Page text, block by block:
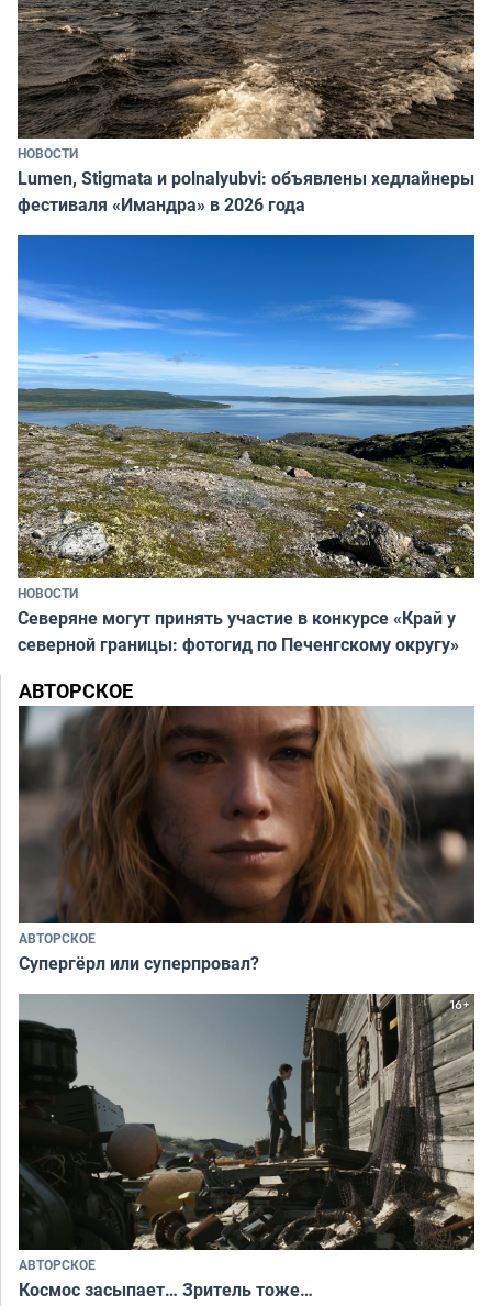
НОВОСТИ
Lumen, Stigmata и polnalyubvi: объявлены хедлайнеры
фестиваля «Имандра» в 2026 года
НОВОСТИ
Северяне могут принять участие в конкурсе «Край у
северной границы: фотогид по Печенгскому округу»
АВТОРСКОЕ
АВТОРСКОЕ
Супергёрл или суперпровал?
АВТОРСКОЕ
Космос засыпает… Зритель тоже…